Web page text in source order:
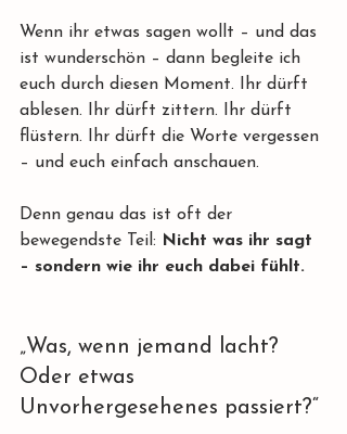
Wenn ihr etwas sagen wollt – und das
ist wunderschön – dann begleite ich
euch durch diesen Moment. Ihr dürft
ablesen. Ihr dürft zittern. Ihr dürft
flüstern. Ihr dürft die Worte vergessen
– und euch einfach anschauen.
Denn genau das ist oft der
bewegendste Teil:
Nicht was ihr sagt
– sondern wie ihr euch dabei fühlt.
„Was, wenn jemand lacht?
Oder etwas
Unvorhergesehenes passiert?“